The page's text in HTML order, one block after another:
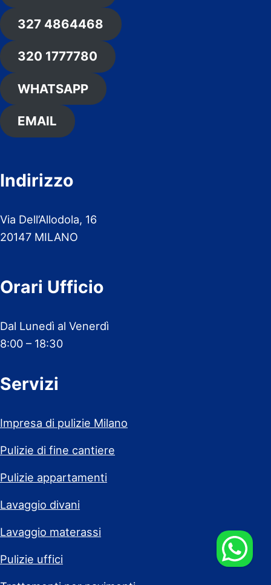
327 4864468
320 1777780
WHATSAPP
EMAIL
Indirizzo
Via Dell’Allodola, 16
20147 MILANO
Orari Ufficio
Dal Lunedì al Venerdì
8:00 – 18:30
Servizi
Impresa di pulizie Milano
Pulizie di fine cantiere
Pulizie appartamenti
Lavaggio divani
Lavaggio materassi
Pulizie uffici